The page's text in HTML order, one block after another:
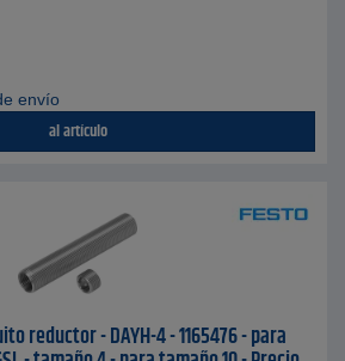
envío
al artículo
reductor - DAYH-4 - 1165476 - para